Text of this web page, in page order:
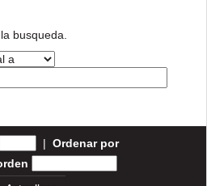
busqueda.
| Ordenar por